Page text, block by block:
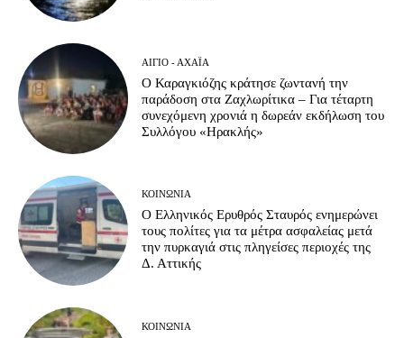
ΑΊΓΙΟ - ΑΧΑΪ́Α
Ο Καραγκιόζης κράτησε ζωντανή την
παράδοση στα Ζαχλωρίτικα – Για τέταρτη
συνεχόμενη χρονιά η δωρεάν εκδήλωση του
Συλλόγου «Ηρακλής»
ΚΟΙΝΩΝΊΑ
Ο Ελληνικός Ερυθρός Σταυρός ενημερώνει
τους πολίτες για τα μέτρα ασφαλείας μετά
την πυρκαγιά στις πληγείσες περιοχές της
Δ. Αττικής
ΚΟΙΝΩΝΊΑ